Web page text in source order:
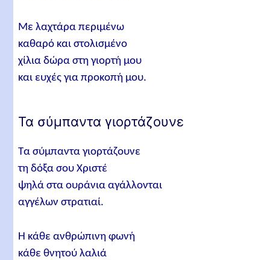
Με λαχτάρα περιμένω
καθαρό και στολισμένο
χίλια δώρα στη γιορτή μου
και ευχές για προκοπή μου.
Τα σύμπαντα γιορτάζουνε
Τα σύμπαντα γιορτάζουνε
τη δόξα σου Χριστέ
ψηλά στα ουράνια αγάλλονται
αγγέλων στρατιαί.
Η κάθε ανθρώπινη φωνή
κάθε θνητού λαλιά